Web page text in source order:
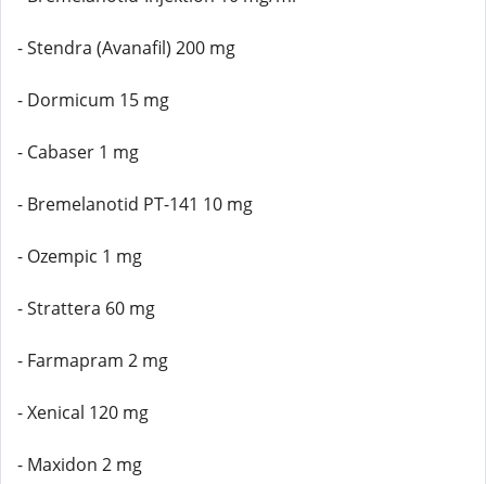
- Stendra (Avanafil) 200 mg
- Dormicum 15 mg
- Cabaser 1 mg
- Bremelanotid PT-141 10 mg
- Ozempic 1 mg
- Strattera 60 mg
- Farmapram 2 mg
- Xenical 120 mg
- Maxidon 2 mg